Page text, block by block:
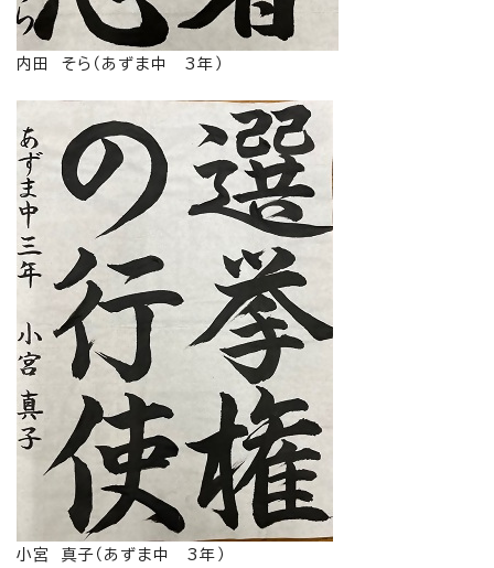
内田 そら（あずま中 3年）
小宮 真子（あずま中 3年）